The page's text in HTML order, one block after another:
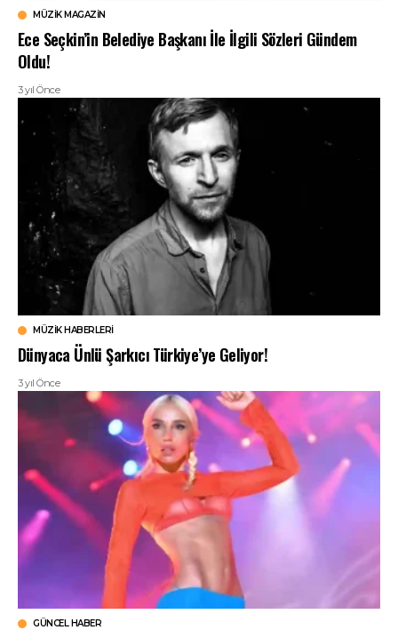
MÜZIK MAGAZIN
Ece Seçkin’in Belediye Başkanı İle İlgili Sözleri Gündem
Oldu!
3 yıl Önce
MÜZIK HABERLERI
Dünyaca Ünlü Şarkıcı Türkiye’ye Geliyor!
3 yıl Önce
GÜNCEL HABER